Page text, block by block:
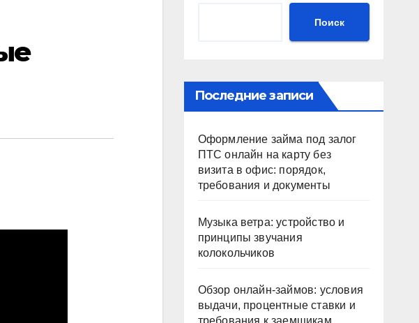
Поиск
Последние записи
Оформление займа под залог
ПТС онлайн на карту без
визита в офис: порядок,
требования и документы
Музыка ветра: устройство и
принципы звучания
колокольчиков
Обзор онлайн-займов: условия
выдачи, процентные ставки и
требования к заемщикам